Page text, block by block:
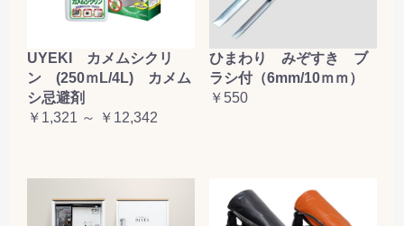
UYEKI カメムシクリ
ン (250ｍL/4L) カメム
シ忌避剤
￥1,321 ～ ￥12,342
ひまわり みぞすき ブ
ラシ付（6mm/10ｍｍ）
￥550